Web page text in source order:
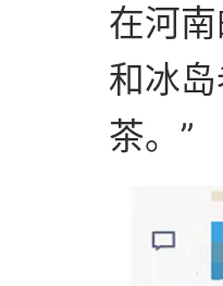
在河
和冰
茶。”